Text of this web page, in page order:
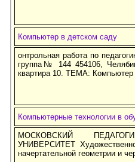
Компьютер в детском саду
онтрольная работа по
группа№ 144 454106,
квартира 10. ТЕМА: Компьютер
Компьютерные технологии в
МОСКОВСКИЙ
УНИВЕРСИТЕТ
начертательной геометрии и